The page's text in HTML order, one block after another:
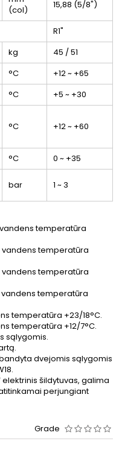
(col)
15,88 (5/8")
R1"
kg 45 / 51
°C
+12 ~ +65
°C
+5 ~ +30
°C +12 ~ +60
°C
0 ~ +35
bar 1 ~ 3
temperatūra
vandens temperatūra
vandens temperatūra
vandens temperatūra
temperatūra +23/18°C.
temperatūra +12/7°C.
sąlygomis.
dvejomis sąlygomis
šildytuvas, galima
perjungiant
Grade